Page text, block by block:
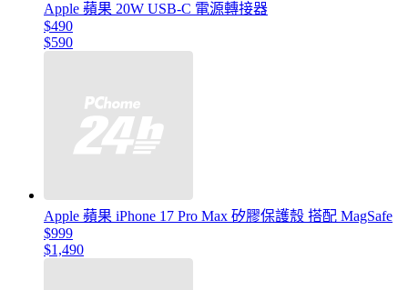
Apple 蘋果 20W USB-C 電源轉接器
$490
$590
Apple 蘋果 iPhone 17 Pro Max 矽膠保護殼 搭配 MagSafe
$999
$1,490